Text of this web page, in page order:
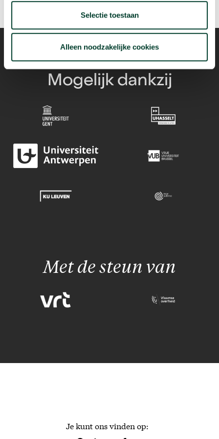
Selectie toestaan
Alleen noodzakelijke cookies
Mogelijk dankzij
Met de steun van
Je kunt ons vinden op: